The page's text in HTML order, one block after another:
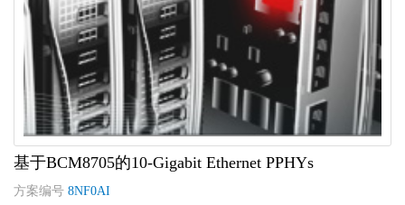
基于BCM8705的10-Gigabit Ethernet PPHYs
方案编号 8NF0AI